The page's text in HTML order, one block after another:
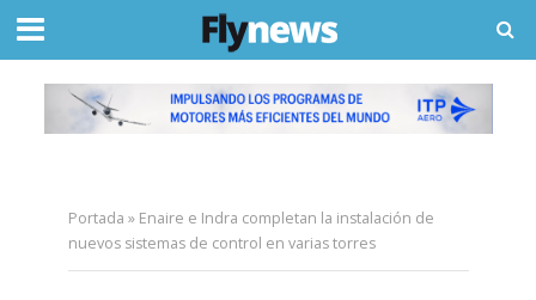
Portada » Enaire e Indra completan la instalación de
nuevos sistemas de control en varias torres